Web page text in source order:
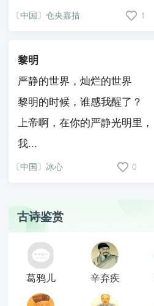
〔中国〕仓央嘉措 1
黎明
严静的世界，灿烂的世界
黎明的时候，谁感我醒了？
上帝啊，在你的严静光明里，
我...
〔中国〕冰心 0
古诗鉴赏
葛鸦儿 辛弃疾